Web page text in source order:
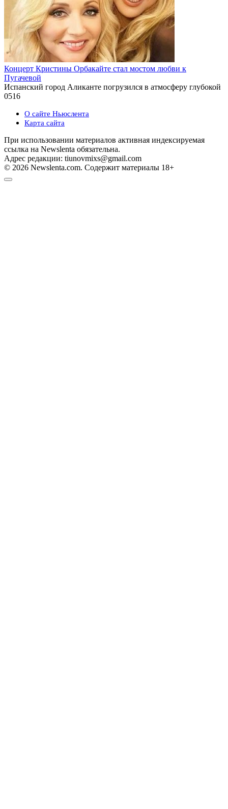
Концерт Кристины Орбакайте стал мостом любви к
Пугачевой
Испанский город Аликанте погрузился в атмосферу глубокой
0516
О сайте Ньюслента
Карта сайта
При использовании материалов активная индексируемая
ссылка на Newslenta обязательна.
Адрес редакции: tiunovmixs@gmail.com
© 2026 Newslenta.com. Содержит материалы 18+